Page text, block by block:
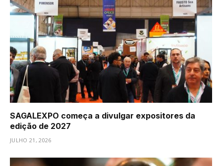
SAGALEXPO começa a divulgar expositores da
edição de 2027
JULHO 21, 2026